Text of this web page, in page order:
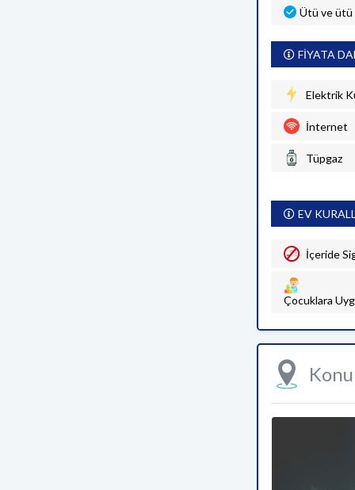
Ütü ve ütü
FİYATA
Elektrik
İnternet
Tüpgaz
EV
İçeride
Çocuklara